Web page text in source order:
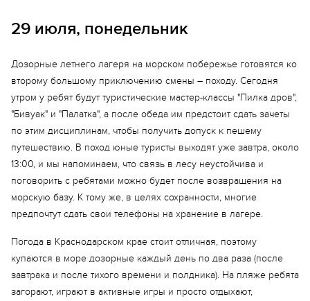
29 июля, понедельник
Дозорные летнего лагеря на морском побережье готовятся ко
второму большому приключению смены – походу. Сегодня
утром у ребят будут туристические мастер-классы "Пилка дров",
"Бивуак" и "Палатка", а после обеда им предстоит сдать зачеты
по этим дисциплинам, чтобы получить допуск к пешему
путешествию. В поход юные туристы выходят уже завтра, около
13:00, и мы напоминаем, что связь в лесу неустойчива и
поговорить с ребятами можно будет после возвращения на
морскую базу. К тому же, в целях сохранности, многие
предпочтут сдать свои телефоны на хранение в лагере.
Погода в Краснодарском крае стоит отличная, поэтому
купаются в море дозорные каждый день по два раза (после
завтрака и после тихого времени и полдника). На пляже ребята
загорают, играют в активные игры и просто отдыхают,